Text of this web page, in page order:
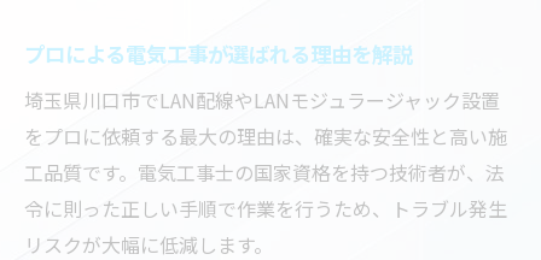
プロによる電気工事が選ばれる理由を解説
埼玉県川口市でLAN配線やLANモジュラージャック設置
をプロに依頼する最大の理由は、確実な安全性と高い施
工品質です。電気工事士の国家資格を持つ技術者が、法
令に則った正しい手順で作業を行うため、トラブル発生
リスクが大幅に低減します。